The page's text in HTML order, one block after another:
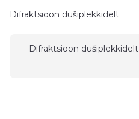
Difraktsioon dušiplekkidelt
Difraktsioon dušiplekkidelt